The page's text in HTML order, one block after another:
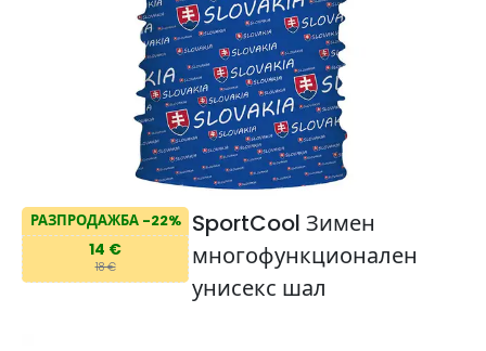
РАЗПРОДАЖБА -22%
14 €
18 €
SportCool Зимен
многофункционален
унисекс шал